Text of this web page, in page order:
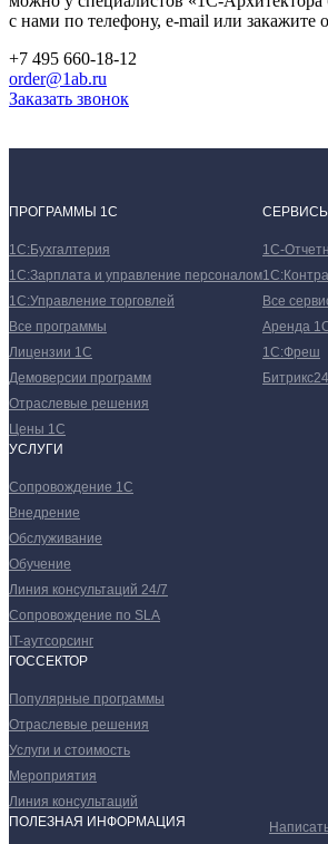
с нами по телефону, e-mail или закажите
+7 495 660-18-12
order@1ab.ru
Заказать звонок
ПРОГРАММЫ 1С
1С:Бухгалтерия
1С:Зарплата и управление персоналом
1С:Управление торговлей
Все программы
Лицензии 1С
Демоверсии программ
Отраслевые решения
Цены 1С
СЕРВИСЫ
1С-
Все
Аренда
1С:Фреш
Битрикс24
УСЛУГИ
Сопровождение 1С
Внедрение
Обслуживание
Обучение
Линия консультаций 24/7
Сопровождение по SLA
IT-аутсорсинг
ГОССЕКТОР
Популярные программы
Отраслевые решения
Услуги и стоимость
Мероприятия
Линия консультаций
ПОЛЕЗНАЯ ИНФОРМАЦИЯ